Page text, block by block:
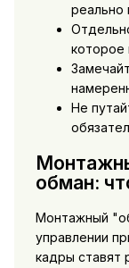
реально
Не
обман:
Монтажный
управлении
кадры ставят